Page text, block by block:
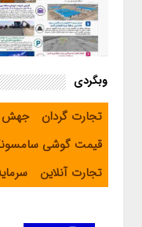
اینفوگرافیک / مسیر پیشرفت
منطقه ویژه اقتصادی لامرد
وبگردی
تجارت گردان
جهش
قیمت گوشی
تجارت آنلاین